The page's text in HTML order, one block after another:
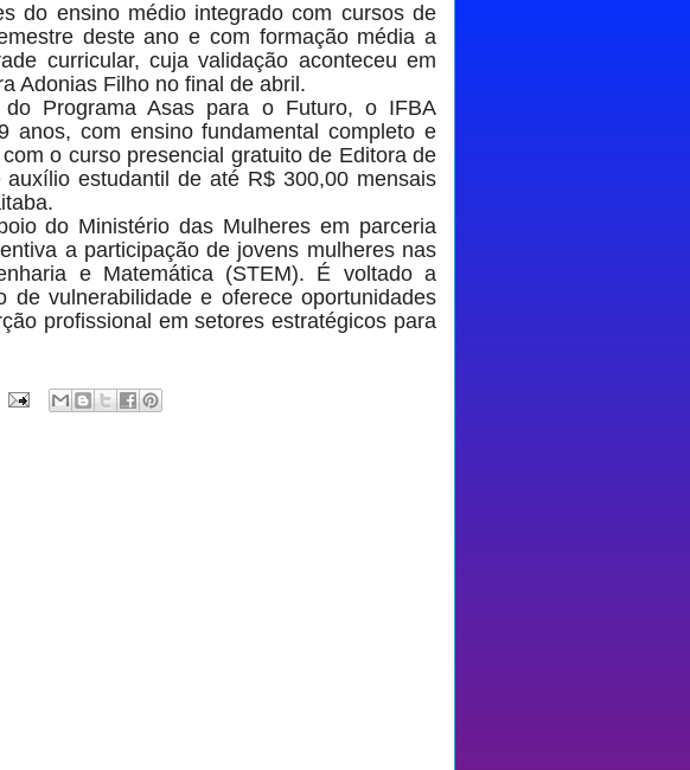
do ensino médio integrado com cursos de
deste ano e com formação média a
curricular, cuja validação aconteceu em
Adonias Filho no final de abril.
Programa Asas para o Futuro, o IFBA
anos, com ensino fundamental completo e
o curso presencial gratuito de Editora de
estudantil de até R$ 300,00 mensais
do Ministério das Mulheres em parceria
a participação de jovens mulheres nas
e Matemática (STEM). É voltado a
de vulnerabilidade e oferece oportunidades
profissional em setores estratégicos para